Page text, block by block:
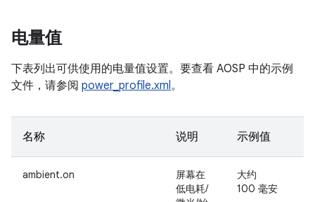
电量值
下表列出可供使用的电量值设置。要查看 AOSP 中的示例
文件，请参阅 power_profile.xml。
名称 说明 示例值
ambient.on
屏幕在
低电耗/
大约
100 毫安